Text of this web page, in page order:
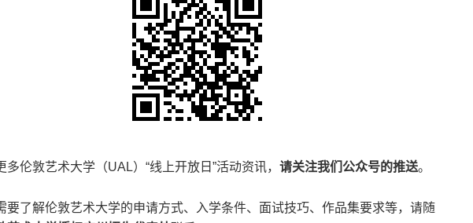
多伦敦艺术大学（UAL）“线上开放日”活动资讯，请关注我们公众号的推送。
要了解伦敦艺术大学的申请方式、入学条件、面试技巧、作品集要求等，请随